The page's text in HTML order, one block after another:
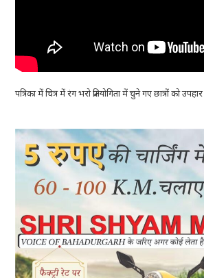
पत्रिका में चित्र में रंग भरो प्रतियोगिता में चुने गए छात्रों को